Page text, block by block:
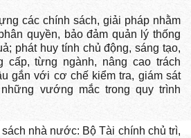
các chính sách, giải pháp nhằm
quyền, bảo đảm quản lý thống
phát huy tính chủ động, sáng tạo,
cấp, từng ngành, nâng cao trách
gắn với cơ chế kiểm tra, giám sát
vướng mắc trong quy trình
nhà nước: Bộ Tài chính chủ trì,